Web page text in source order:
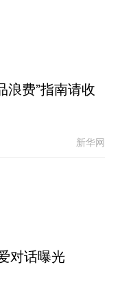
浪费”指南请收
新华网
对话曝光